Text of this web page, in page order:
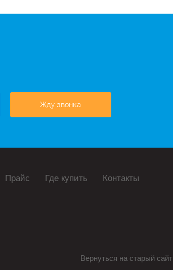
Жду звонка
Прайс Где купить Контакты
Вернуться на старый сайт